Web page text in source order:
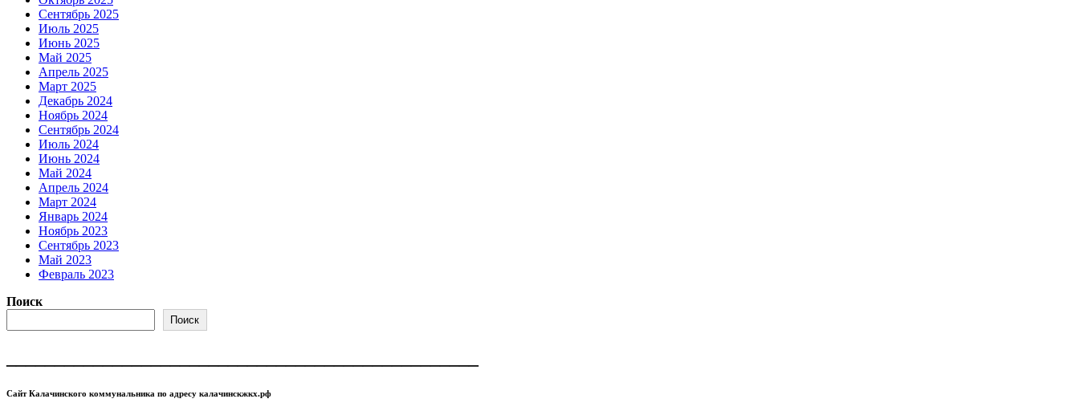
Сентябрь 2025
Июль 2025
Июнь 2025
Май 2025
Апрель 2025
Март 2025
Декабрь 2024
Ноябрь 2024
Сентябрь 2024
Июль 2024
Июнь 2024
Май 2024
Апрель 2024
Март 2024
Январь 2024
Ноябрь 2023
Сентябрь 2023
Май 2023
Февраль 2023
Поиск
Поиск
Сайт Калачинского коммунальника по адресу калачинскжкх.рф